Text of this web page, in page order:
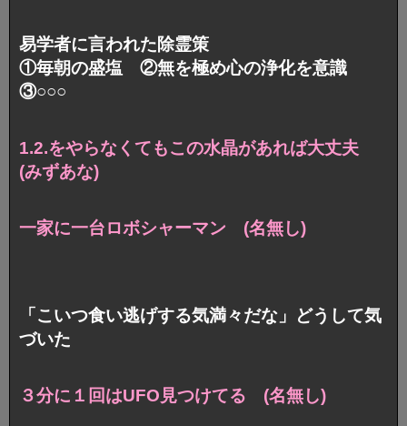
易学者に言われた除霊策
①毎朝の盛塩 ②無を極め心の浄化を意識
③○○○
1.2.をやらなくてもこの水晶があれば大丈夫
(みずあな)
一家に一台ロボシャーマン (名無し)
「こいつ食い逃げする気満々だな」どうして気
づいた
３分に１回はUFO見つけてる (名無し)